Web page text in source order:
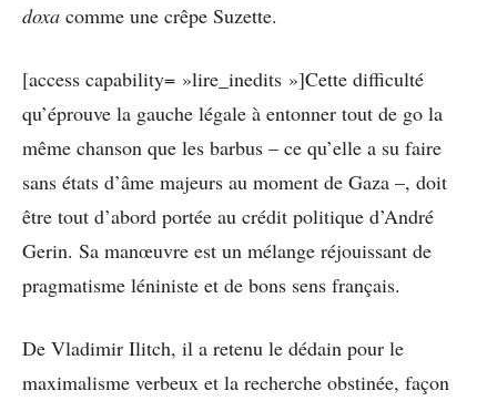
doxa comme une crêpe Suzette.
[access capability= »lire_inedits »]Cette difficulté
qu’éprouve la gauche légale à entonner tout de go la
même chanson que les barbus – ce qu’elle a su faire
sans états d’âme majeurs au moment de Gaza –, doit
être tout d’abord portée au crédit politique d’André
Gerin. Sa manœuvre est un mélange réjouissant de
pragmatisme léniniste et de bons sens français.
De Vladimir Ilitch, il a retenu le dédain pour le
maximalisme verbeux et la recherche obstinée, façon